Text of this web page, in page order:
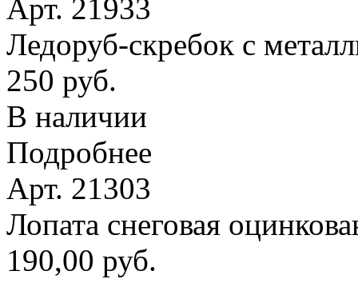
Арт. 21933
Ледоруб-скребок с
250 руб.
В наличии
Подробнее
Арт. 21303
Лопата снеговая
190,00 руб.